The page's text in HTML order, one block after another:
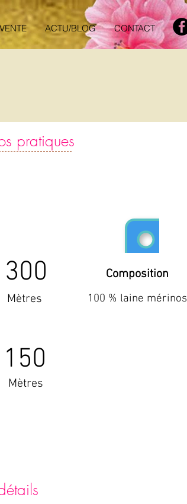
ACTU/BLOG CONTACT
pratiques
300
Mètres
150
Mètres
100 % laine mérinos
Composition